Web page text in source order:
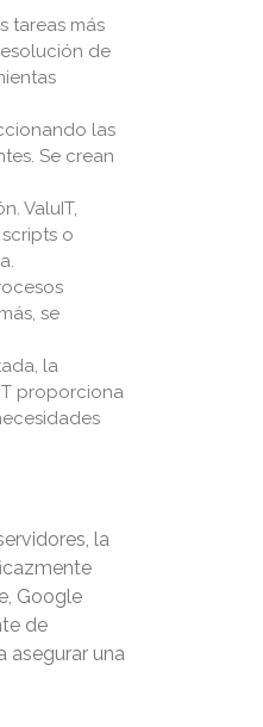
tareas más
de
las
Se crean
ValuIT,
o
se
la
proporciona
la
Google
de
asegurar una